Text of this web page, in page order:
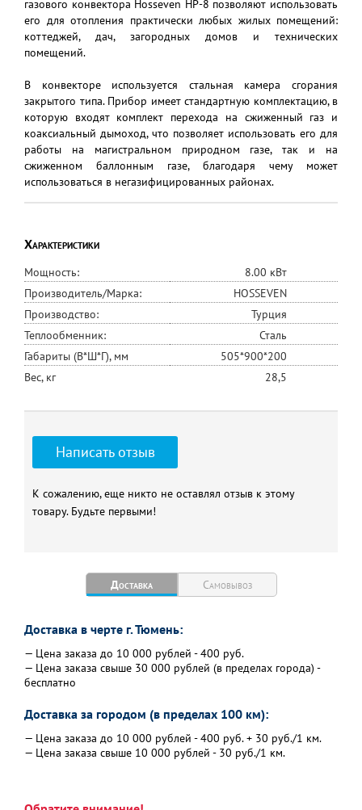
газового конвектора Hosseven HP-8 позволяют использовать
его для отопления практически любых жилых помещений:
коттеджей, дач, загородных домов и технических
помещений.
В конвекторе используется стальная камера сгорания
закрытого типа. Прибор имеет стандартную комплектацию, в
которую входят комплект перехода на сжиженный газ и
коаксиальный дымоход, что позволяет использовать его для
работы на магистральном природном газе, так и на
сжиженном баллонным газе, благодаря чему может
использоваться в негазифицированных районах.
Характеристики
Мощность:
8.00 кВт
Производитель/Марка:
HOSSEVEN
Производство:
Турция
Теплообменник:
Сталь
Габариты (В*Ш*Г), мм
505*900*200
Вес, кг
28,5
Написать отзыв
К сожалению, еще никто не оставлял отзыв к этому
товару. Будьте первыми!
Доставка Самовывоз
Доставка в черте г. Тюмень:
— Цена заказа до 10 000 рублей - 400 руб.
— Цена заказа свыше 30 000 рублей (в пределах города) -
бесплатно
Доставка за городом (в пределах 100 км):
— Цена заказа до 10 000 рублей - 400 руб. + 30 руб./1 км.
— Цена заказа свыше 10 000 рублей - 30 руб./1 км.